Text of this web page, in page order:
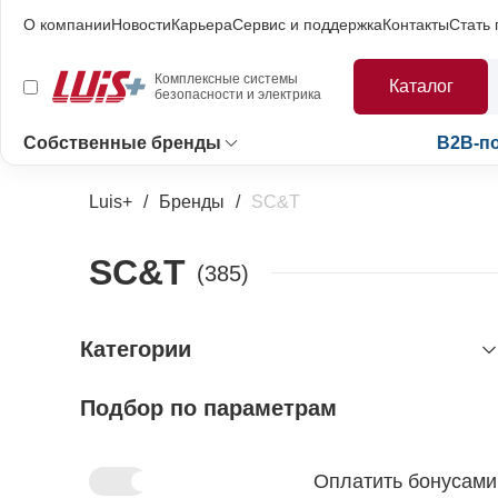
О компанииНовостиКарьераСервис и поддержкаКонтактыСтать
Комплексные системы
безопасности и электрика
Каталог
Собственные бренды B2B-
Luis+ Бренды SC&T
SC&T (385)
Категории
видеонаблюдение
Подбор по параметрам
Оплатить бонусами